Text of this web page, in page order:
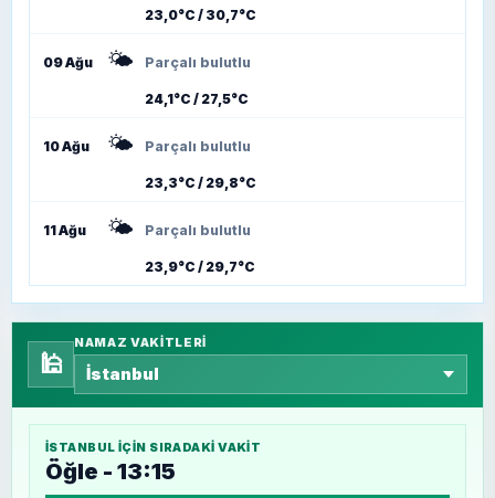
23,0°C / 30,7°C
09 Ağu 🌤️ Parçalı bulutlu
24,1°C / 27,5°C
10 Ağu 🌤️ Parçalı bulutlu
23,3°C / 29,8°C
11 Ağu 🌤️ Parçalı bulutlu
23,9°C / 29,7°C
🕌
NAMAZ VAKITLERI
İSTANBUL IÇIN SIRADAKI VAKIT
Öğle - 13:15